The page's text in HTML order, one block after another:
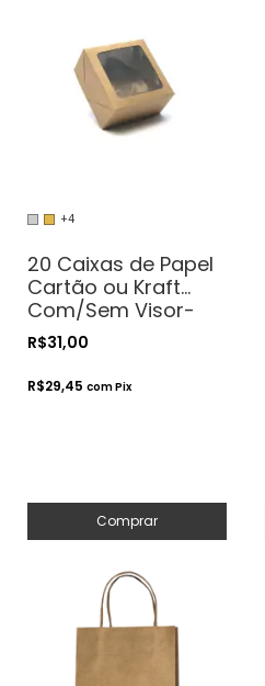
+4
20 Caixas de Papel
Cartão ou Kraft
Com/Sem Visor-
8x8x4 - Para
Presentes.
Cosméticos ou
Artesanatos
R$31,00
R$29,45 comPix
Comprar